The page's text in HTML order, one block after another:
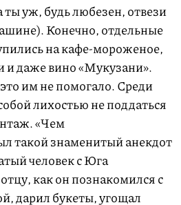
ты уж, будь любезен, отвези
Конечно, отдельные
на кафе-мороженое,
и даже вино «Мукузани».
им не помогало. Среди
лихостью не поддаться
«Чем
такой знаменитый анекдот
человек с Юга
как он познакомился с
дарил букеты, угощал